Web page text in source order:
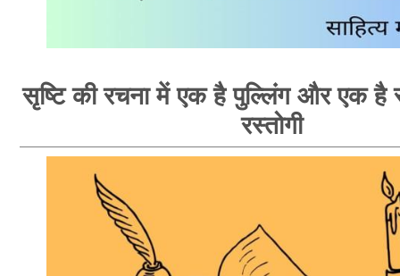
सृष्टि की रचना में एक है पुल्लिंग और एक है
रस्तोगी